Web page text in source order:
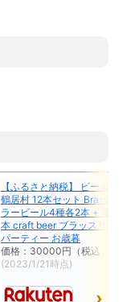
【ふるさと納税】 ビール ク
鶴居村 12本セット Brasserie
ラービール4種各2本 + 道東
本 craft beer ブラッスリーノ
パーティー お歳暮
価格：30000円（税込、送料
(2023/1/21時点)